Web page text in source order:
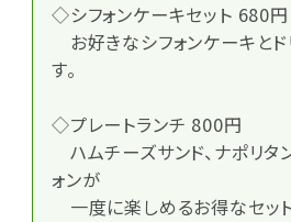
◇シフォンケーキセット 680円
お好きなシフォンケーキとド
す。
◇プレートランチ 800円
ハムチーズサンド、ナポリタ
ォンが
一度に楽しめるお得なセット